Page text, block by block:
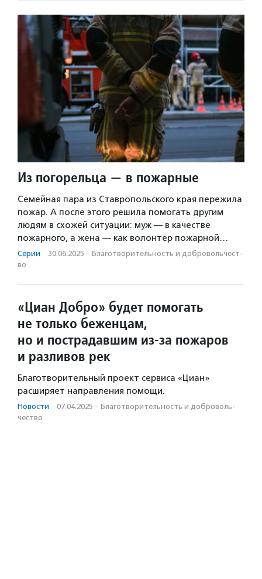
Из погорельца — в пожарные
Семейная пара из Ставропольского края пережила
пожар. А после этого решила помогать другим
людям в схожей ситуации: муж — в качестве
пожарного, а жена — как волонтер пожарной…
Серии · 30.06.2025 · Благотвори­тель­ность и доброволь­чест­
во
«Циан Добро» будет помогать
не только беженцам,
но и пострадавшим из-за пожаров
и разливов рек
Благотворительный проект сервиса «Циан»
расширяет направления помощи.
Новости · 07.04.2025 · Благотвори­тель­ность и доброволь­
чест­во